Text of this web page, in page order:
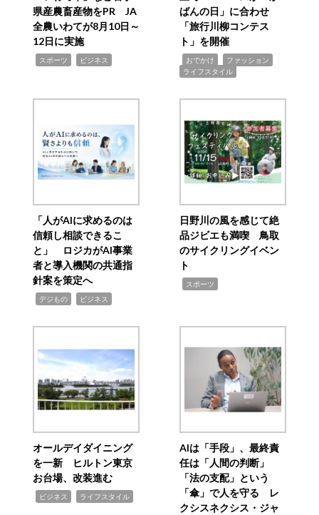
県産農畜産物をPR JA
全農いわてが8月10日～
12日に実施
スポーツ ビジネス
ばんの日」に合わせ
「旅行川柳コンテス
ト」を開催
おでかけ ファッション
ライフスタイル
「人がAIに求めるのは
信頼し相談できるこ
と」 ロジカがAI事業
者と導入機関の共通指
針案を策定へ
デジもの ビジネス
日野川の風を感じて絶
品ジビエも満喫 鳥取
のサイクリングイベン
ト
スポーツ
オールデイダイニング
を一新 ヒルトン東京
お台場、改装進む
ビジネス ライフスタイル
AIは「手段」、最終責
任は「人間の判断」
「法の支配」という
「傘」で人を守る レ
クシスネクシス・ジャ